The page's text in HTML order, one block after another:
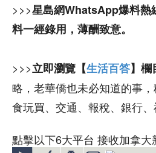
>>>星島網WhatsApp爆料熱
料一經錄用，薄酬致意。
>>>立即瀏覽【生活百答】欄
略，老華僑也未必知道的事，
食玩買、交通、報稅、銀行、
點擊以下6大平台 接收加拿